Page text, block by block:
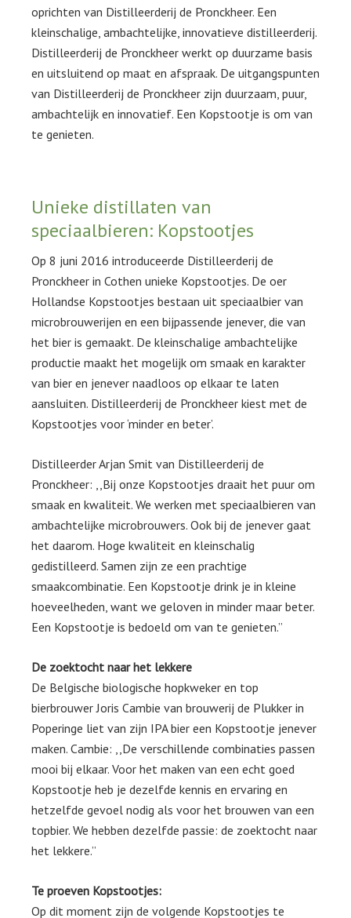
oprichten van Distilleerderij de Pronckheer. Een
kleinschalige, ambachtelijke, innovatieve distilleerderij.
Distilleerderij de Pronckheer werkt op duurzame basis
en uitsluitend op maat en afspraak. De uitgangspunten
van Distilleerderij de Pronckheer zijn duurzaam, puur,
ambachtelijk en innovatief. Een Kopstootje is om van
te genieten.
Unieke distillaten van
speciaalbieren: Kopstootjes
Op 8 juni 2016 introduceerde Distilleerderij de
Pronckheer in Cothen unieke Kopstootjes. De oer
Hollandse Kopstootjes bestaan uit speciaalbier van
microbrouwerijen en een bijpassende jenever, die van
het bier is gemaakt. De kleinschalige ambachtelijke
productie maakt het mogelijk om smaak en karakter
van bier en jenever naadloos op elkaar te laten
aansluiten. Distilleerderij de Pronckheer kiest met de
Kopstootjes voor ‘minder en beter’.
Distilleerder Arjan Smit van Distilleerderij de
Pronckheer: ,,Bij onze Kopstootjes draait het puur om
smaak en kwaliteit. We werken met speciaalbieren van
ambachtelijke microbrouwers. Ook bij de jenever gaat
het daarom. Hoge kwaliteit en kleinschalig
gedistilleerd. Samen zijn ze een prachtige
smaakcombinatie. Een Kopstootje drink je in kleine
hoeveelheden, want we geloven in minder maar beter.
Een Kopstootje is bedoeld om van te genieten.”
De zoektocht naar het lekkere
De Belgische biologische hopkweker en top
bierbrouwer Joris Cambie van brouwerij de Plukker in
Poperinge liet van zijn IPA bier een Kopstootje jenever
maken. Cambie: ,,De verschillende combinaties passen
mooi bij elkaar. Voor het maken van een echt goed
Kopstootje heb je dezelfde kennis en ervaring en
hetzelfde gevoel nodig als voor het brouwen van een
topbier. We hebben dezelfde passie: de zoektocht naar
het lekkere.”
Te proeven Kopstootjes:
Op dit moment zijn de volgende Kopstootjes te